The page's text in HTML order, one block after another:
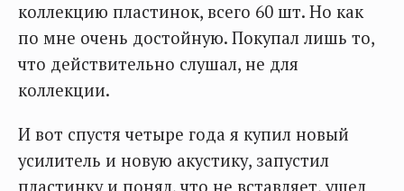
коллекцию пластинок, всего 60 шт. Но как
по мне очень достойную. Покупал лишь то,
что действительно слушал, не для
коллекции.
И вот спустя четыре года я купил новый
усилитель и новую акустику, запустил
пластинку и понял, что не вставляет, ушел